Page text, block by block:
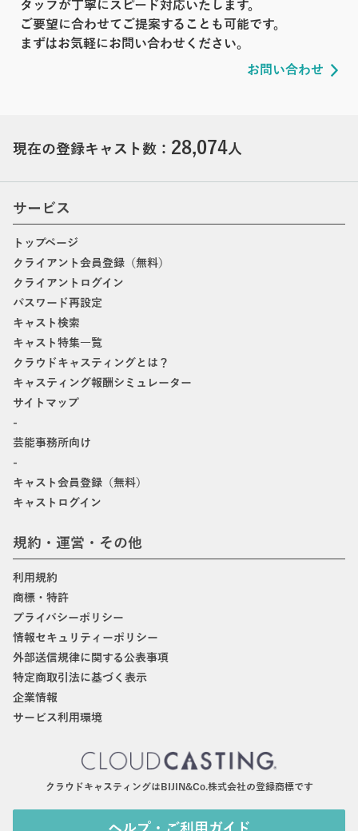
タッフが丁寧にスピード対応いたします。
ご要望に合わせてご提案することも可能です。
まずはお気軽にお問い合わせください。
お問い合わせ
現在の登録キャスト数： 28,074人
サービス
トップページ
クライアント会員登録（無料）
クライアントログイン
パスワード再設定
キャスト検索
キャスト特集一覧
クラウドキャスティングとは？
キャスティング報酬シミュレーター
サイトマップ
-
芸能事務所向け
-
キャスト会員登録（無料）
キャストログイン
規約・運営・その他
利用規約
商標・特許
プライバシーポリシー
情報セキュリティーポリシー
外部送信規律に関する公表事項
特定商取引法に基づく表示
企業情報
サービス利用環境
クラウドキャスティングはBIJIN&Co.株式会社の登録商標です